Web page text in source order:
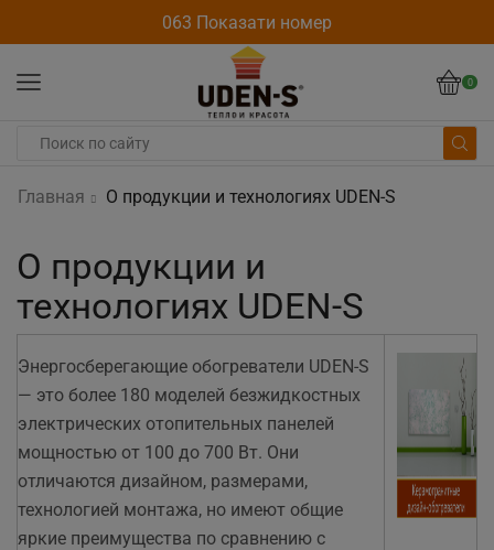
063 Показати номер
0
Главная О продукции и технологиях UDEN-S
О продукции и
технологиях UDEN-S
Энергосберегающие обогреватели UDEN-S
— это более 180 моделей безжидкостных
электрических отопительных панелей
мощностью от 100 до 700 Вт. Они
отличаются дизайном, размерами,
технологией монтажа, но имеют общие
яркие преимущества по сравнению с